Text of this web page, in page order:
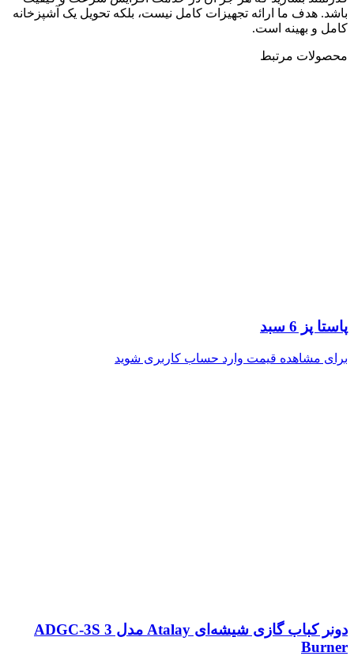
باشد. هدف ما ارائه تجهیزات کامل نیست، بلکه تحویل یک آشپزخانه
کامل و بهینه است.
محصولات مرتبط
پاستا پز 6 سبد
برای مشاهده قیمت وارد حساب کاربری شوید
دونر کباب گازی شیشه‌ای Atalay مدل ADGC-3S 3
Burner